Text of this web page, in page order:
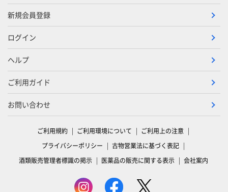
新規会員登録
ログイン
ヘルプ
ご利用ガイド
お問い合わせ
ご利用規約 ご利用環境について
ご利用上の注意
プライバシーポリシー
古物営業法に基づく表記
酒類販売管理者標識の掲示
医薬品の販売に関する表示 会社案内